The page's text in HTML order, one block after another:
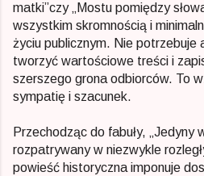
matki”czy „Mostu pomiędzy
wszystkim skromnością i
życiu publicznym. Nie potrzebuje
tworzyć wartościowe treści i
szerszego grona odbiorców. To
sympatię i szacunek.
Przechodząc do fabuły, „Jedyny
rozpatrywany w niezwykle
powieść historyczna imponuje